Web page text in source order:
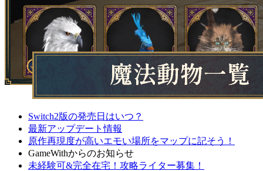
Switch2版の発売日はいつ？
最新アップデート情報
原作再現度が高いエモい場所をマップに記そう！
GameWithからのお知らせ
未経験可&完全在宅！攻略ライター募集！